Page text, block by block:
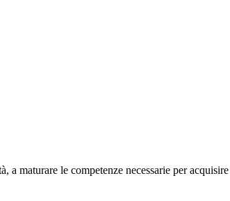
a maturare le competenze necessarie per